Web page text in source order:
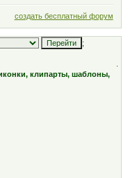
создать бесплатный форум
;
клипарты, шаблоны,